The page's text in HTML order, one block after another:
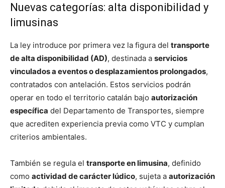
Nuevas categorías: alta disponibilidad y
limusinas
La ley introduce por primera vez la figura del transporte
de alta disponibilidad (AD), destinada a servicios
vinculados a eventos o desplazamientos prolongados,
contratados con antelación. Estos servicios podrán
operar en todo el territorio catalán bajo autorización
específica del Departamento de Transportes, siempre
que acrediten experiencia previa como VTC y cumplan
criterios ambientales.
También se regula el transporte en limusina, definido
como actividad de carácter lúdico, sujeta a autorización